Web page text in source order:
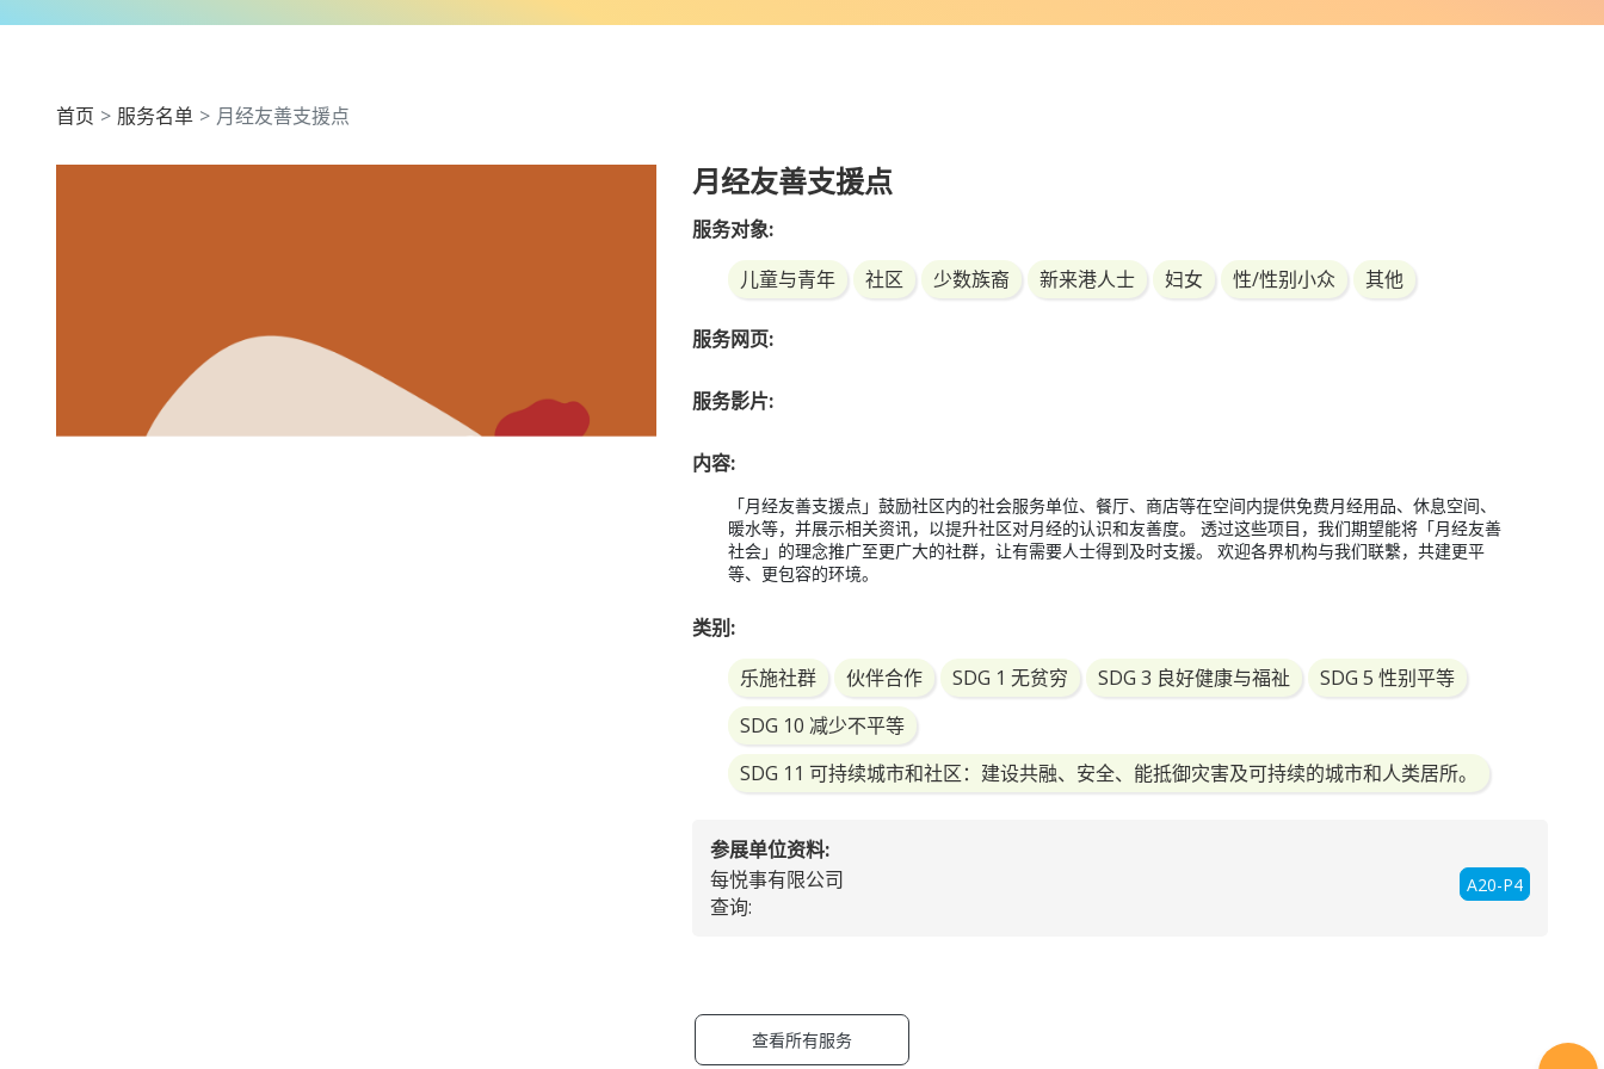
首页 服务名单 月经友善支援点
月经友善支援点
服务对象:
儿童与青年
社区 少数族裔 新来港人士 妇女 性/性别小众 其他
服务网页:
服务影片:
内容:
「月经友善支援点」鼓励社区内的社会服务单位、餐厅、商店等在空间内提供免费月经用品、休息空间、
暖水等，并展示相关资讯，以提升社区对月经的认识和友善度。 透过这些项目，我们期望能将「月经友善
社会」的理念推广至更广大的社群，让有需要人士得到及时支援。 欢迎各界机构与我们联繫，共建更平
等、更包容的环境。
类别:
乐施社群
伙伴合作 SDG 1 无贫穷 SDG 3 良好健康与福祉
SDG 5 性别平等
SDG 10 减少不平等
SDG 11 可持续城市和社区：建设共融、安全、能抵御灾害及可持续的城市和人类居所。
参展单位资料:
A20-P4
每悦事有限公司
查询:
查看所有服务